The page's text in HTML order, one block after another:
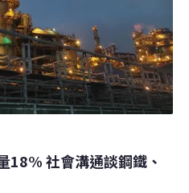
115萬名15歲以下兒童，159
18% 社會溝通談鋼鐵、